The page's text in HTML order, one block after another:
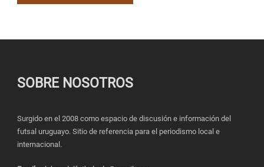
SOBRE NOSOTROS
Surgido en el 2008 como espacio de discusión e información del
futsal uruguayo. Sitio de referencia para el periodismo local e
internacional.